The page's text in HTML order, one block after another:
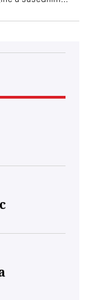
je jasna: ‘Sada
novca pod
saučesnici
težinu od glasa
škakljivo,
od
trovala društvo